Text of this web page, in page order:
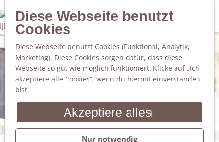
Diese Webseite benutzt
Cookies
Diese Webseite benutzt Cookies (Funktional, Analytik,
Marketing). Diese Cookies sorgen dafür, dass diese
Webseite so gut wie möglich funktioniert. Klicke auf „Ich
akzeptiere alle Cookies“, wenn du hiermit einverstanden
bist.
Akzeptiere alles
Nur notwendig
100%
WINTERSWIJK
S
u
c
h
e
n
M
e
n
ü
Da staunt man!
Freiheitsbäume
Naturgebiete
Nationaler Landschaftspark Winterswijk
Der Steingrube
Übernachten
Campingplätze & Ferienparks
Gruppenunterkünfte